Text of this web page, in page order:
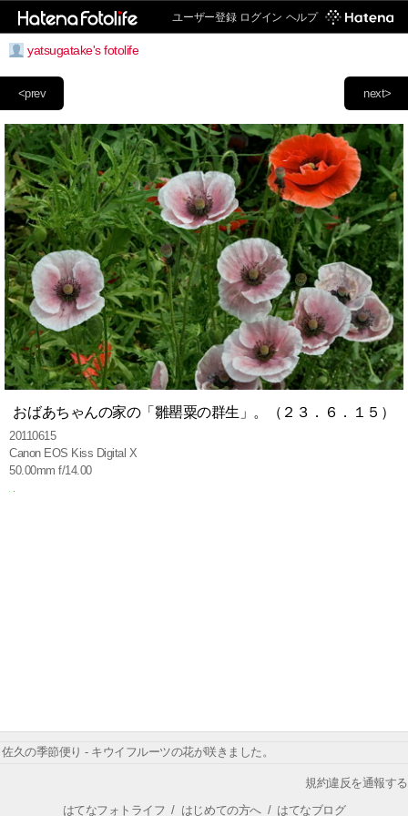
ユーザー登録 ログイン ヘルプ
yatsugatake's fotolife
next>
<prev
おばあちゃんの家の「雛罌粟の群生」。（２３．６．１５）
20110615
Canon EOS Kiss Digital X
50.00mm f/14.00
佐久の季節便り - キウイフルーツの花が咲きました。
規約違反を通報する
はてなフォトライフ / はじめての方へ/ はてなブログ